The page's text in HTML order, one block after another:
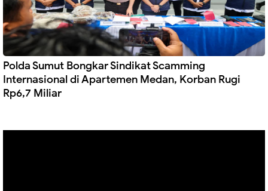
Polda Sumut Bongkar Sindikat Scamming
Internasional di Apartemen Medan, Korban Rugi
Rp6,7 Miliar